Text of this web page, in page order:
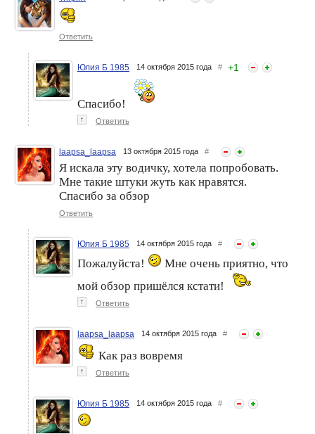
Ответить
Юлия Б 1985 14 октября 2015 года # +1
Спасибо!
↑ Ответить
laapsa_laapsa 13 октября 2015 года #
Я искала эту водичку, хотела попробовать.
Мне такие штуки жуть как нравятся.
Спасибо за обзор
Ответить
Юлия Б 1985 14 октября 2015 года #
Пожалуйста!
Мне очень приятно, что
мой обзор пришёлся кстати!
↑ Ответить
laapsa_laapsa 14 октября 2015 года #
Как раз вовремя
↑ Ответить
Юлия Б 1985 14 октября 2015 года #